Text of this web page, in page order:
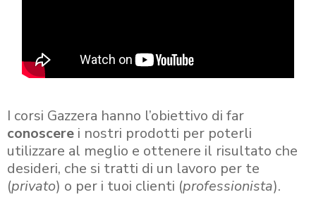
I corsi Gazzera hanno l’obiettivo di far
conoscere i nostri prodotti per poterli
utilizzare al meglio e ottenere il risultato che
desideri, che si tratti di un lavoro per te
(privato) o per i tuoi clienti (professionista).